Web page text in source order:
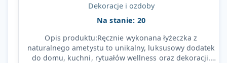
Dekoracje i ozdoby
Na stanie: 20
Opis produktu:Ręcznie wykonana łyżeczka z
naturalnego ametystu to unikalny, luksusowy dodatek
do domu, kuchni, rytuałów wellness oraz dekoracji.